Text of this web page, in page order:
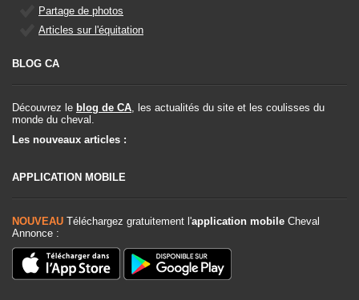
Partage de photos
Articles sur l'équitation
BLOG CA
Découvrez le blog de CA , les actualités du site et les coulisses du
monde du cheval.
Les nouveaux articles :
APPLICATION MOBILE
NOUVEAU Téléchargez gratuitement l'application mobile Cheval
Annonce :